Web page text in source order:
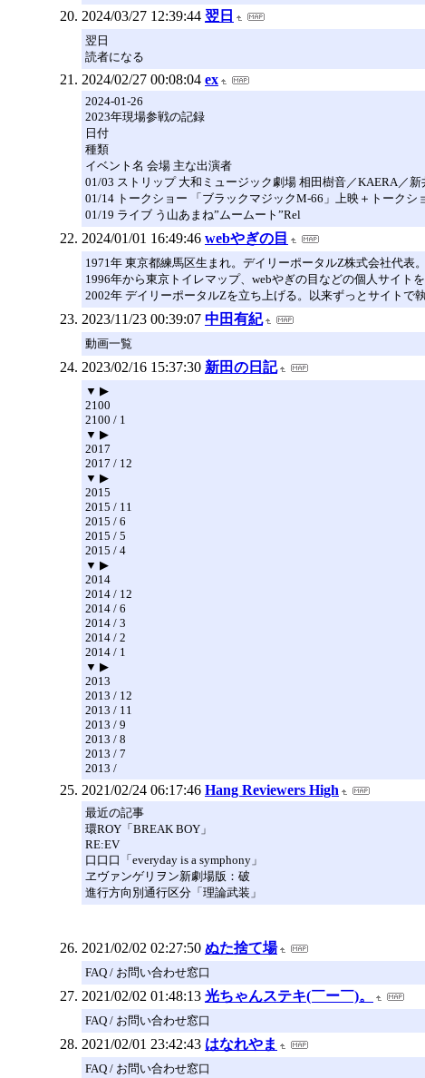
2024/03/27 12:39:44 翌日
翌日
読者になる
2024/02/27 00:08:04 ex
2024-01-26
2023年現場参戦の記録
日付
種類
イベント名 会場 主な出演者
01/03 ストリップ 大和ミュージック劇場 相田樹音／KAERA／
01/14 トークショー 「ブラックマジックM-66」上映＋トーク
01/19 ライブ う山あまね”ムームート”Rel
2024/01/01 16:49:46 webやぎの目
1971年 東京都練馬区生まれ。デイリーポータルZ株式会社代表。
1996年から東京トイレマップ、webやぎの目などの個人サイト
2002年 デイリーポータルZを立ち上げる。以来ずっとサイトで
2023/11/23 00:39:07 中田有紀
動画一覧
2023/02/16 15:37:30 新田の日記
▼ ▶
2100
2100 / 1
▼ ▶
2017
2017 / 12
▼ ▶
2015
2015 / 11
2015 / 6
2015 / 5
2015 / 4
▼ ▶
2014
2014 / 12
2014 / 6
2014 / 3
2014 / 2
2014 / 1
▼ ▶
2013
2013 / 12
2013 / 11
2013 / 9
2013 / 8
2013 / 7
2013 /
2021/02/24 06:17:46 Hang Reviewers High
最近の記事
環ROY「BREAK BOY」
RE:EV
口口口「everyday is a symphony」
ヱヴァンゲリヲン新劇場版：破
進行方向別通行区分「理論武装」
2021/02/02 02:27:50 ぬた捨て場
FAQ / お問い合わせ窓口
2021/02/02 01:48:13 光ちゃんステキ(￣ー￣)。
FAQ / お問い合わせ窓口
2021/02/01 23:42:43 はなれやま
FAQ / お問い合わせ窓口